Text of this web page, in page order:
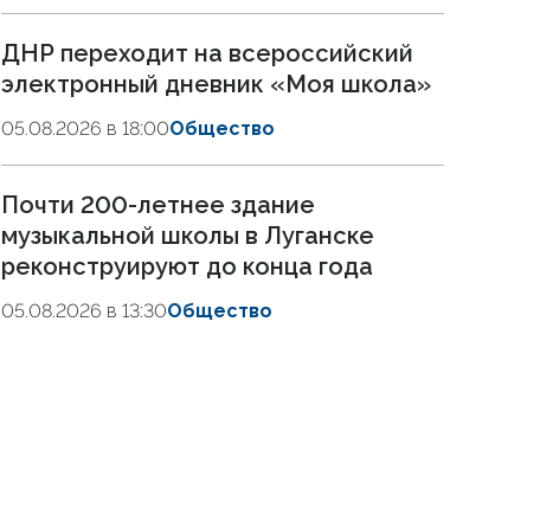
ДНР переходит на всероссийский
электронный дневник «Моя школа»
05.08.2026 в 18:00Общество
Почти 200-летнее здание
музыкальной школы в Луганске
реконструируют до конца года
05.08.2026 в 13:30Общество